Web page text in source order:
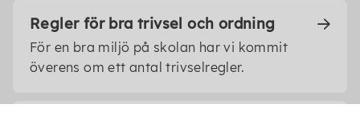
Regler för bra trivsel och ordning
För en bra miljö på skolan har vi kommit
överens om ett antal trivselregler.